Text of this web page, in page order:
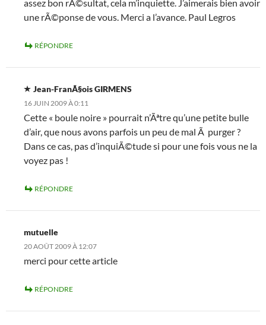
assez bon rÃ©sultat, cela m’inquiette. J’aimerais bien avoir
une rÃ©ponse de vous. Merci a l’avance. Paul Legros
RÉPONDRE
Jean-FranÃ§ois GIRMENS
16 JUIN 2009 À 0:11
Cette « boule noire » pourrait n’Ãªtre qu’une petite bulle
d’air, que nous avons parfois un peu de mal Ã purger ?
Dans ce cas, pas d’inquiÃ©tude si pour une fois vous ne la
voyez pas !
RÉPONDRE
mutuelle
20 AOÛT 2009 À 12:07
merci pour cette article
RÉPONDRE